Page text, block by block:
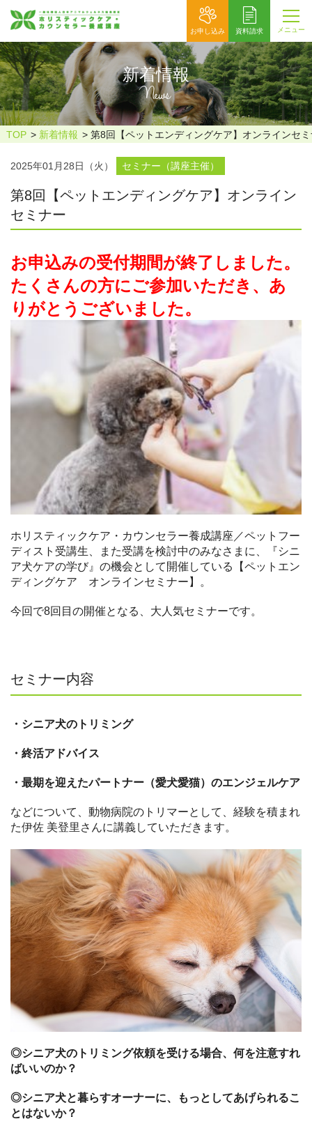
お申し込み 資料請求 メニュー
新着情報
News
TOP 新着情報 第8回【ペットエンディングケア】オンラインセ
2025年01月28日（火） セミナー（講座主催）
第8回【ペットエンディングケア】オンライン
セミナー
お申込みの受付期間が終了しました。
たくさんの方にご参加いただき、あ
りがとうございました。
ホリスティックケア・カウンセラー養成講座／ペットフー
ディスト受講生、また受講を検討中のみなさまに、『シニ
ア犬ケアの学び』の機会として開催している【ペットエン
ディングケア オンラインセミナー】。
今回で8回目の開催となる、大人気セミナーです。
セミナー内容
・シニア犬のトリミング
・終活アドバイス
・最期を迎えたパートナー（愛犬愛猫）のエンジェルケア
などについて、動物病院のトリマーとして、経験を積まれ
た伊佐 美登里さんに講義していただきます。
◎シニア犬のトリミング依頼を受ける場合、何を注意すれ
ばいいのか？
◎シニア犬と暮らすオーナーに、もっとしてあげられるこ
とはないか？